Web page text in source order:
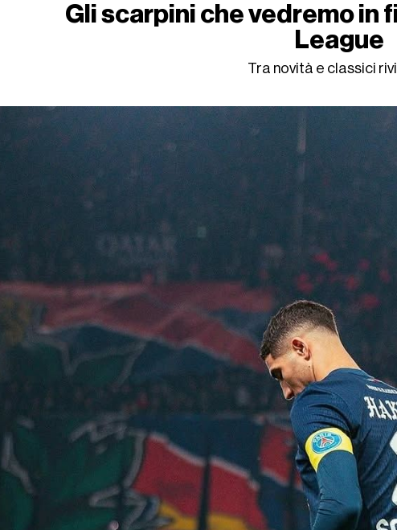
Gli scarpini che vedremo in
League
Tra novità e classici